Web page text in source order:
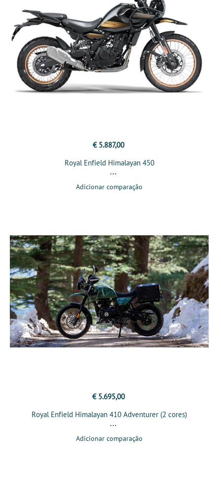
€ 5.887,00
Royal Enfield Himalayan 450
Adicionar comparação
€ 5.695,00
Royal Enfield Himalayan 410 Adventurer (2 cores)
Adicionar comparação